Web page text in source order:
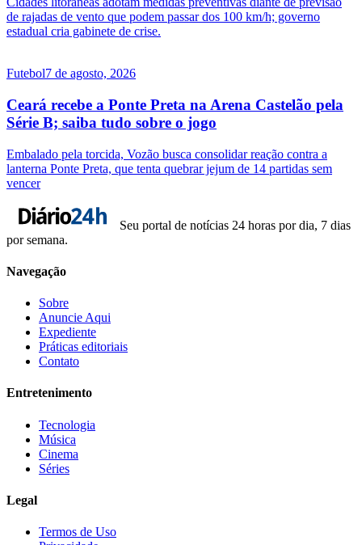
de rajadas de vento que podem passar dos 100 km/h; governo
estadual cria gabinete de crise.
Futebol7 de agosto, 2026
Ceará recebe a Ponte Preta na Arena Castelão pela
Série B; saiba tudo sobre o jogo
Embalado pela torcida, Vozão busca consolidar reação contra a
lanterna Ponte Preta, que tenta quebrar jejum de 14 partidas sem
vencer
Seu portal de notícias 24 horas por dia, 7 dias
por semana.
Navegação
Sobre
Anuncie Aqui
Expediente
Práticas editoriais
Contato
Entretenimento
Tecnologia
Música
Cinema
Séries
Legal
Termos de Uso